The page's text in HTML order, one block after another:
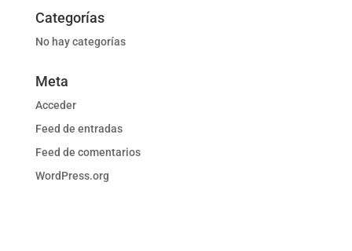
Categorías
No hay categorías
Meta
Acceder
Feed de entradas
Feed de comentarios
WordPress.org